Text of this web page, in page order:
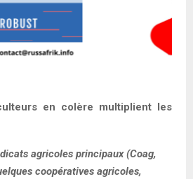
en colère multiplient les
agricoles principaux (Coag,
coopératives agricoles,